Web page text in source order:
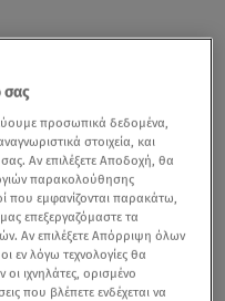
σας
προσωπικά δεδομένα,
στοιχεία, και
Αν επιλέξετε Αποδοχή, θα
παρακολούθησης
που εμφανίζονται παρακάτω,
επεξεργαζόμαστε τα
Αν επιλέξετε Απόρριψη όλων
εν λόγω τεχνολογίες θα
ιχνηλάτες, ορισμένο
που βλέπετε ενδέχεται να